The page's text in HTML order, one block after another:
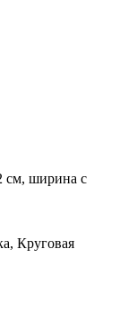
см, ширина с
Круговая